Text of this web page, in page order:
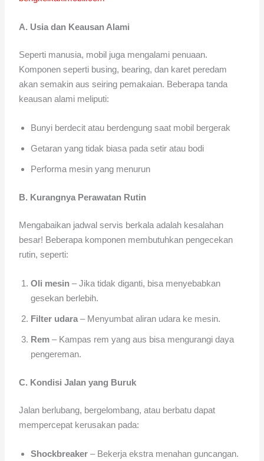
A. Usia dan Keausan Alami
Seperti manusia, mobil juga mengalami penuaan.
Komponen seperti busing, bearing, dan karet peredam
akan semakin aus seiring pemakaian. Beberapa tanda
keausan alami meliputi:
Bunyi berdecit atau berdengung saat mobil bergerak
Getaran yang tidak biasa pada setir atau bodi
Performa mesin yang menurun
B. Kurangnya Perawatan Rutin
Mengabaikan jadwal servis berkala adalah kesalahan
besar! Beberapa komponen membutuhkan pengecekan
rutin, seperti:
Oli mesin – Jika tidak diganti, bisa menyebabkan
gesekan berlebih.
Filter udara – Menyumbat aliran udara ke mesin.
Rem – Kampas rem yang aus bisa mengurangi daya
pengereman.
C. Kondisi Jalan yang Buruk
Jalan berlubang, bergelombang, atau berbatu dapat
mempercepat kerusakan pada:
Shockbreaker – Bekerja ekstra menahan guncangan.